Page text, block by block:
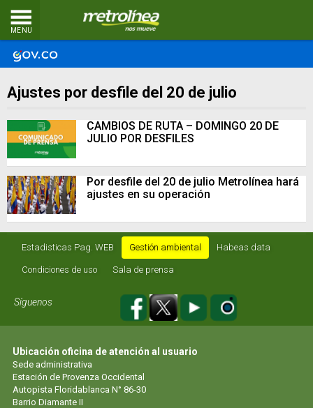
MENU
Ajustes por desfile del 20 de julio
CAMBIOS DE RUTA – DOMINGO 20 DE
JULIO POR DESFILES
Por desfile del 20 de julio Metrolínea hará
ajustes en su operación
Estadisticas Pag. WEB Gestión ambiental Habeas data
Condiciones de uso Sala de prensa
Síguenos
Ubicación oficina de atención al usuario
Sede administrativa
Estación de Provenza Occidental
Autopista Floridablanca N° 86-30
Barrio Diamante II